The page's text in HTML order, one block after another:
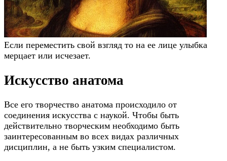
Если переместить свой взгляд то на ее лице улыбка
мерцает или исчезает.
Искусство анатома
Все его творчество анатома происходило от
соединения искусства с наукой. Чтобы быть
действительно творческим необходимо быть
заинтересованным во всех видах различных
дисциплин, а не быть узким специалистом.